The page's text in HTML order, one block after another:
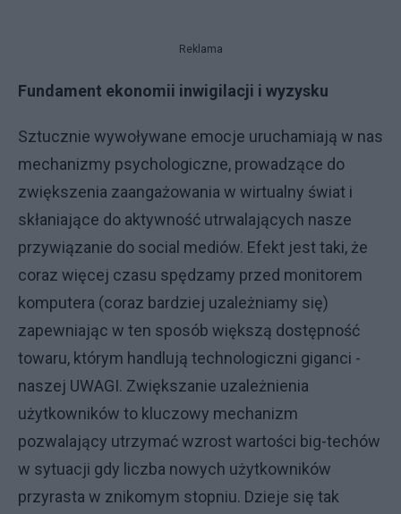
Reklama
Fundament ekonomii inwigilacji i wyzysku
Sztucznie wywoływane emocje uruchamiają w nas
mechanizmy psychologiczne, prowadzące do
zwiększenia zaangażowania w wirtualny świat i
skłaniające do aktywność utrwalających nasze
przywiązanie do social mediów. Efekt jest taki, że
coraz więcej czasu spędzamy przed monitorem
komputera (coraz bardziej uzależniamy się)
zapewniając w ten sposób większą dostępność
towaru, którym handlują technologiczni giganci -
naszej UWAGI. Zwiększanie uzależnienia
użytkowników to kluczowy mechanizm
pozwalający utrzymać wzrost wartości big-techów
w sytuacji gdy liczba nowych użytkowników
przyrasta w znikomym stopniu. Dzieje się tak